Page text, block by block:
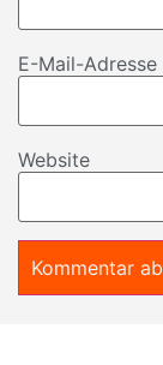
E-Mail-Adresse
Website